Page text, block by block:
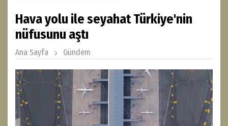
Hava yolu ile seyahat Türkiye'nin
nüfusunu aştı
Ana Sayfa Gündem